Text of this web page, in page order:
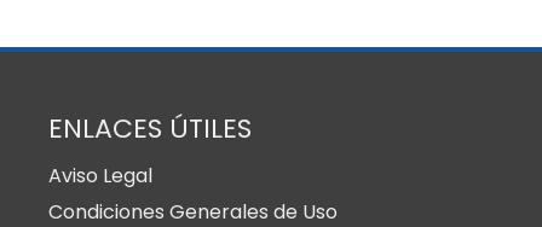
ENLACES ÚTILES
Aviso Legal
Condiciones Generales de Uso